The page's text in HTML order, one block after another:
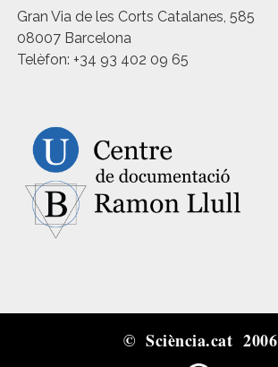
Gran Via de les Corts Catalanes, 585
08007 Barcelona
Telèfon: +34 93 402 09 65
© Sciència.cat 2006